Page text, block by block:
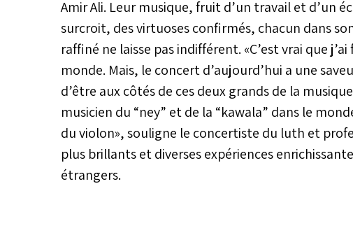
Amir Ali. Leur musique, fruit d’un travail et d’un
surcroit, des virtuoses confirmés, chacun dans
raffiné ne laisse pas indifférent. «C’est vrai que
monde. Mais, le concert d’aujourd’hui a une
d’être aux côtés de ces deux grands de la
musicien du “ney” et de la “kawala” dans le
du violon», souligne le concertiste du luth et
plus brillants et diverses expériences
étrangers.